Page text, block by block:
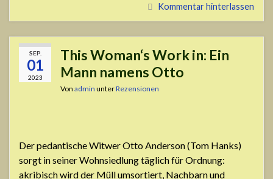
Kommentar hinterlassen
SEP.
01
2023
This Woman‘s Work in: Ein
Mann namens Otto
Von admin unterRezensionen
Der pedantische Witwer Otto Anderson (Tom Hanks)
sorgt in seiner Wohnsiedlung täglich für Ordnung:
akribisch wird der Müll umsortiert, Nachbarn und